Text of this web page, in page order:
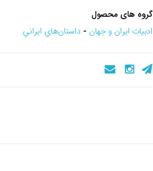
گروه های محصول
ادبيات ايران و جهان - داستان‌هاي ايراني